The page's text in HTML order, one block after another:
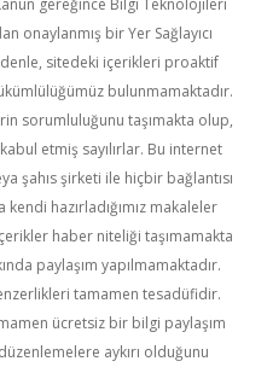
gereğince Bilgi Teknolojileri
onaylanmış bir Yer Sağlayıcı
sitedeki içerikleri proaktif
bulunmamaktadır.
sorumluluğunu taşımakta olup,
etmiş sayılırlar. Bu internet
şahıs şirketi ile hiçbir bağlantısı
hazırladığımız makaleler
haber niteliği taşımamakta
paylaşım yapılmamaktadır.
tamamen tesadüfidir.
ücretsiz bir bilgi paylaşım
aykırı olduğunu